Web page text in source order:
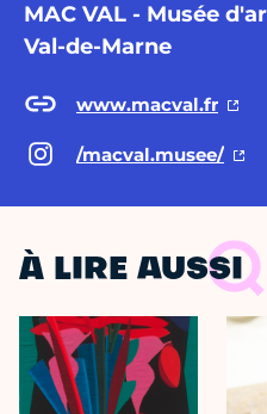
MAC VAL - Musée
Val-de-Marne
www.macval.fr
/macval.musee/
À LIRE AUSSI